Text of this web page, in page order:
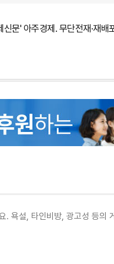
문' 아주경제. 무단전재·재배